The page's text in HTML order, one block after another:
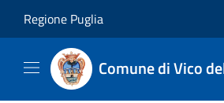
Regione Puglia
Comune di Vico